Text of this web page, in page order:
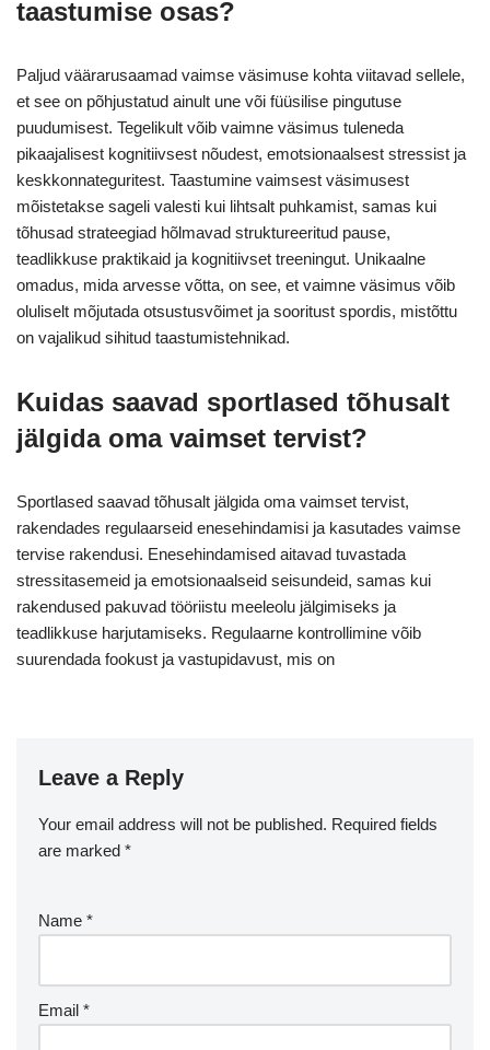
taastumise osas?
Paljud väärarusaamad vaimse väsimuse kohta viitavad sellele,
et see on põhjustatud ainult une või füüsilise pingutuse
puudumisest. Tegelikult võib vaimne väsimus tuleneda
pikaajalisest kognitiivsest nõudest, emotsionaalsest stressist ja
keskkonnateguritest. Taastumine vaimsest väsimusest
mõistetakse sageli valesti kui lihtsalt puhkamist, samas kui
tõhusad strateegiad hõlmavad struktureeritud pause,
teadlikkuse praktikaid ja kognitiivset treeningut. Unikaalne
omadus, mida arvesse võtta, on see, et vaimne väsimus võib
oluliselt mõjutada otsustusvõimet ja sooritust spordis, mistõttu
on vajalikud sihitud taastumistehnikad.
Kuidas saavad sportlased tõhusalt
jälgida oma vaimset tervist?
Sportlased saavad tõhusalt jälgida oma vaimset tervist,
rakendades regulaarseid enesehindamisi ja kasutades vaimse
tervise rakendusi. Enesehindamised aitavad tuvastada
stressitasemeid ja emotsionaalseid seisundeid, samas kui
rakendused pakuvad tööriistu meeleolu jälgimiseks ja
teadlikkuse harjutamiseks. Regulaarne kontrollimine võib
suurendada fookust ja vastupidavust, mis on
Leave a Reply
Your email address will not be published. Required fields
are marked *
Name *
Email *